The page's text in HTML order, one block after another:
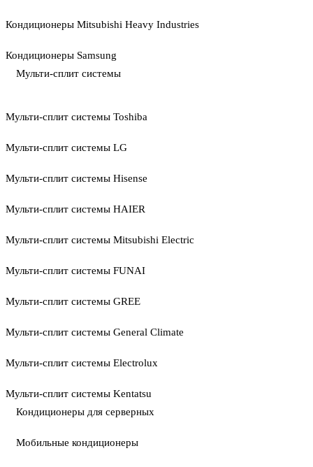
Кондиционеры Mitsubishi Heavy Industries
Кондиционеры Samsung
Мульти-сплит системы
Мульти-сплит системы Toshiba
Мульти-сплит системы LG
Мульти-сплит системы Hisense
Мульти-сплит системы HAIER
Мульти-сплит системы Mitsubishi Electric
Мульти-сплит системы FUNAI
Мульти-сплит системы GREE
Мульти-сплит системы General Climate
Мульти-сплит системы Electrolux
Мульти-сплит системы Kentatsu
Кондиционеры для серверных
Мобильные кондиционеры